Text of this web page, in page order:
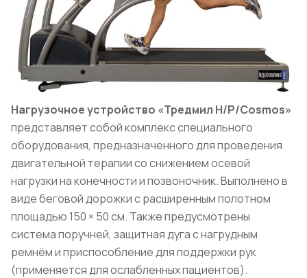
Нагрузочное устройство «Тредмил H/P/Cosmos»
представляет собой комплекс специального
оборудования, предназначенного для проведения
двигательной терапии со снижением осевой
нагрузки на конечности и позвоночник. Выполнено в
виде беговой дорожки с расширенным полотном
площадью 150 × 50 см. Также предусмотрены
система поручней, защитная дуга с нагрудным
ремнём и приспособление для поддержки рук
(применяется для ослабленных пациентов).